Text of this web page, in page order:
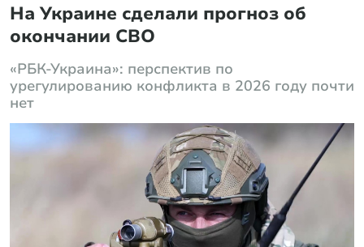
На Украине сделали прогноз об
окончании СВО
«РБК-Украина»: перспектив по
урегулированию конфликта в 2026 году почти
нет